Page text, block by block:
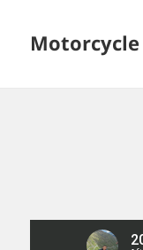
Motorcycle